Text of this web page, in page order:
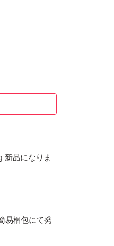
新品になりま
易梱包にて発